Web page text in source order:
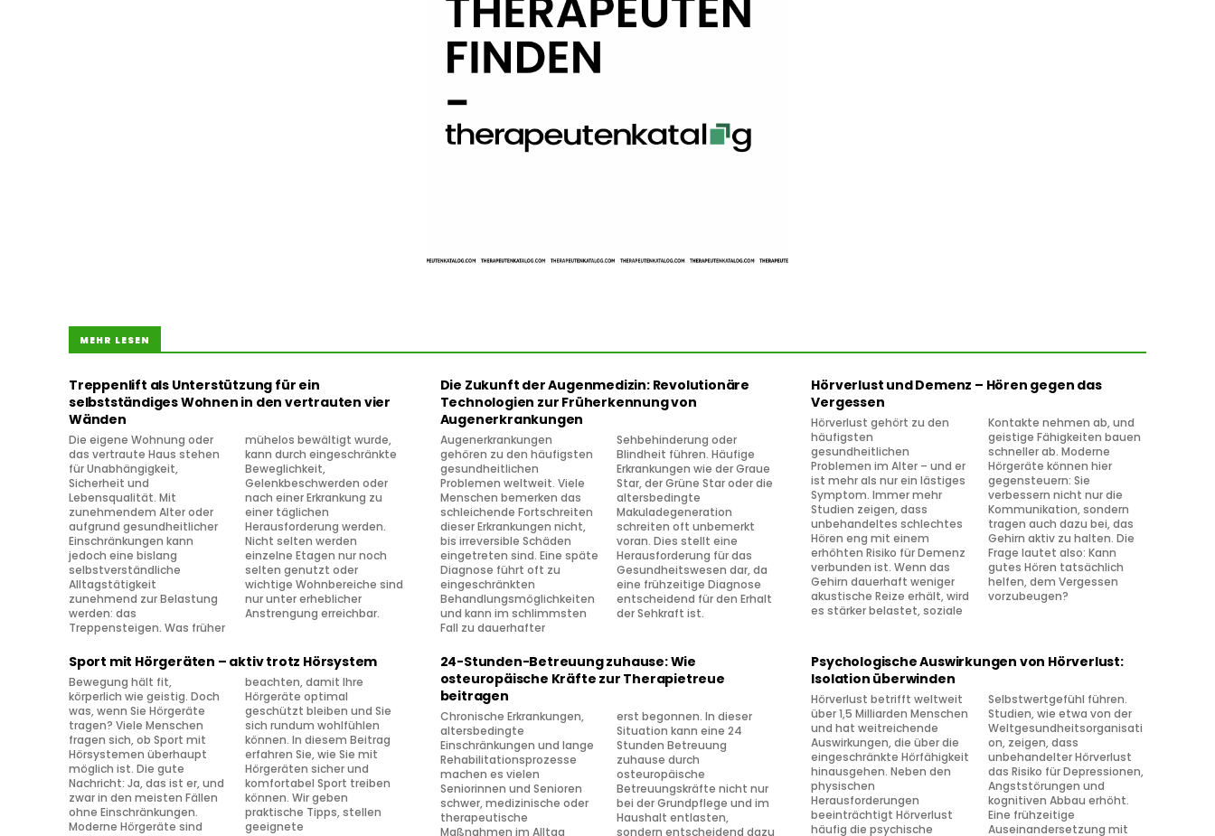
MEHR LESEN
Treppenlift als Unterstützung für ein
selbstständiges Wohnen in den vertrauten vier
Wänden
Die eigene Wohnung oder
das vertraute Haus stehen
für Unabhängigkeit,
Sicherheit und
Lebensqualität. Mit
zunehmendem Alter oder
aufgrund gesundheitlicher
Einschränkungen kann
jedoch eine bislang
selbstverständliche
Alltagstätigkeit
zunehmend zur Belastung
werden: das
Treppensteigen. Was früher
mühelos bewältigt wurde,
kann durch eingeschränkte
Beweglichkeit,
Gelenkbeschwerden oder
nach einer Erkrankung zu
einer täglichen
Herausforderung werden.
Nicht selten werden
einzelne Etagen nur noch
selten genutzt oder
wichtige Wohnbereiche sind
nur unter erheblicher
Anstrengung erreichbar.
Die Zukunft der Augenmedizin: Revolutionäre
Technologien zur Früherkennung von
Augenerkrankungen
Augenerkrankungen
gehören zu den häufigsten
gesundheitlichen
Problemen weltweit. Viele
Menschen bemerken das
schleichende Fortschreiten
dieser Erkrankungen nicht,
bis irreversible Schäden
eingetreten sind. Eine späte
Diagnose führt oft zu
eingeschränkten
Behandlungsmöglichkeiten
und kann im schlimmsten
Fall zu dauerhafter
Sehbehinderung oder
Blindheit führen. Häufige
Erkrankungen wie der Graue
Star, der Grüne Star oder die
altersbedingte
Makuladegeneration
schreiten oft unbemerkt
voran. Dies stellt eine
Herausforderung für das
Gesundheitswesen dar, da
eine frühzeitige Diagnose
entscheidend für den Erhalt
der Sehkraft ist.
Hörverlust und Demenz – Hören gegen das
Vergessen
Hörverlust gehört zu den
häufigsten
gesundheitlichen
Problemen im Alter – und er
ist mehr als nur ein lästiges
Symptom. Immer mehr
Studien zeigen, dass
unbehandeltes schlechtes
Hören eng mit einem
erhöhten Risiko für Demenz
verbunden ist. Wenn das
Gehirn dauerhaft weniger
akustische Reize erhält, wird
es stärker belastet, soziale
Kontakte nehmen ab, und
geistige Fähigkeiten bauen
schneller ab. Moderne
Hörgeräte können hier
gegensteuern: Sie
verbessern nicht nur die
Kommunikation, sondern
tragen auch dazu bei, das
Gehirn aktiv zu halten. Die
Frage lautet also: Kann
gutes Hören tatsächlich
helfen, dem Vergessen
vorzubeugen?
Sport mit Hörgeräten – aktiv trotz Hörsystem
Bewegung hält fit,
körperlich wie geistig. Doch
was, wenn Sie Hörgeräte
tragen? Viele Menschen
fragen sich, ob Sport mit
Hörsystemen überhaupt
möglich ist. Die gute
Nachricht: Ja, das ist er, und
zwar in den meisten Fällen
ohne Einschränkungen.
Moderne Hörgeräte sind
beachten, damit Ihre
Hörgeräte optimal
geschützt bleiben und Sie
sich rundum wohlfühlen
können. In diesem Beitrag
erfahren Sie, wie Sie mit
Hörgeräten sicher und
komfortabel Sport treiben
können. Wir geben
praktische Tipps, stellen
geeignete
24-Stunden-Betreuung zuhause: Wie
osteuropäische Kräfte zur Therapietreue
beitragen
Chronische Erkrankungen,
altersbedingte
Einschränkungen und lange
Rehabilitationsprozesse
machen es vielen
Seniorinnen und Senioren
schwer, medizinische oder
therapeutische
Maßnahmen im Alltag
erst begonnen. In dieser
Situation kann eine 24
Stunden Betreuung
zuhause durch
osteuropäische
Betreuungskräfte nicht nur
bei der Grundpflege und im
Haushalt entlasten,
sondern entscheidend dazu
Psychologische Auswirkungen von Hörverlust:
Isolation überwinden
Hörverlust betrifft weltweit
über 1,5 Milliarden Menschen
und hat weitreichende
Auswirkungen, die über die
eingeschränkte Hörfähigkeit
hinausgehen. Neben den
physischen
Herausforderungen
beeinträchtigt Hörverlust
häufig die psychische
Selbstwertgefühl führen.
Studien, wie etwa von der
Weltgesundheitsorganisati
on, zeigen, dass
unbehandelter Hörverlust
das Risiko für Depressionen,
Angststörungen und
kognitiven Abbau erhöht.
Eine frühzeitige
Auseinandersetzung mit